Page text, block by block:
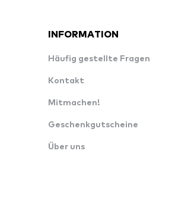
INFORMATION
Häufig gestellte Fragen
Kontakt
Mitmachen!
Geschenkgutscheine
Über uns